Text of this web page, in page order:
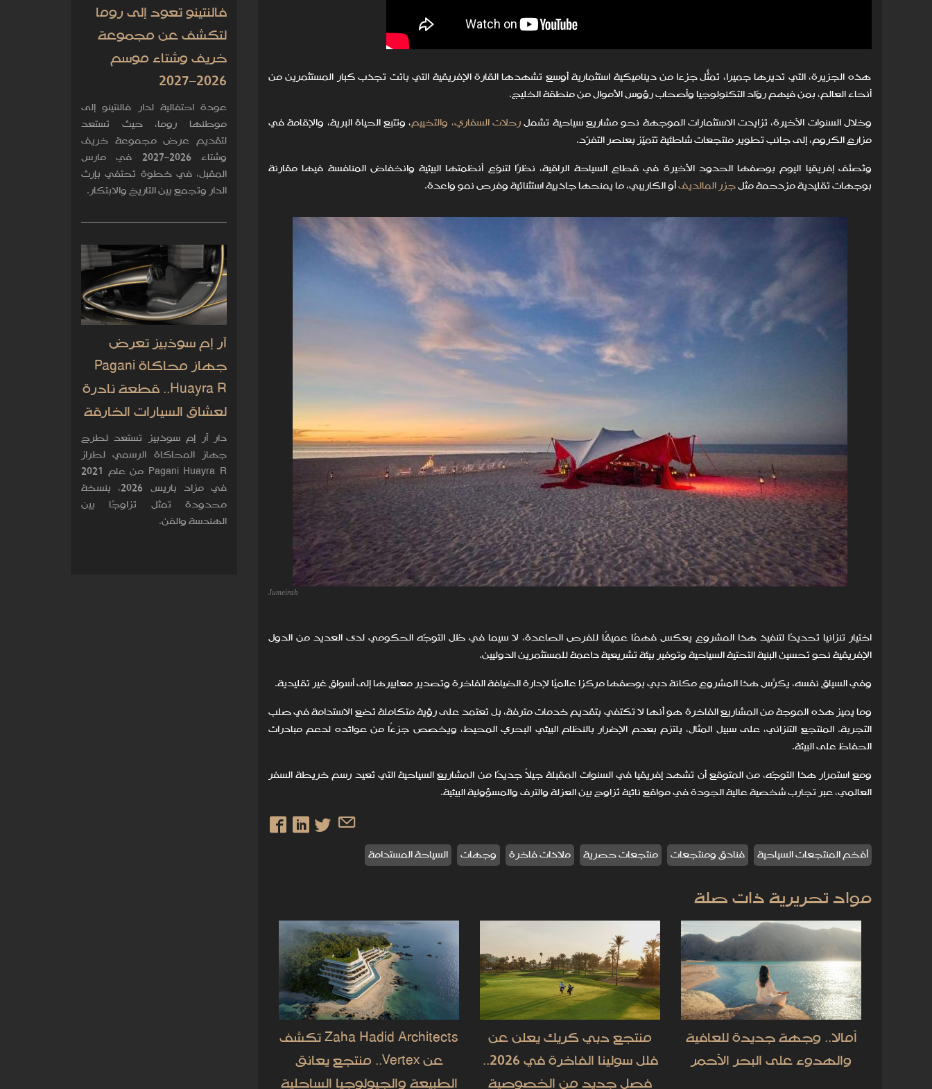
هذه الجزيرة، التي تديرها جميرا، تمثّل جزءًا من ديناميكية استثمارية أوسع تشهدها القارة الإفريقية التي باتت تجذب كبار المستثمرين من
أنحاء العالم، بمن فيهم روّاد التكنولوجيا وأصحاب رؤوس الأموال من منطقة الخليج.
وخلال السنوات الأخيرة، تزايدت الاستثمارات الموجهة نحو مشاريع سياحية تشملرحلات السفاري، والتخييم، وتتبع الحياة البرية، والإقامة في
مزارع الكروم، إلى جانب تطوير منتجعات شاطئية تتميّز بعنصر التفرّد.
وتُصنَّف إفريقيا اليوم بوصفها الحدود الأخيرة في قطاع السياحة الراقية، نظرًا لتنوّع أنظمتها البيئية وانخفاض المنافسة فيها مقارنة
بوجهات تقليدية مزدحمة مثلجزر المالديفأو الكاريبي، ما يمنحها جاذبية استثنائية وفرص نمو واعدة.
Jumeirah
اختيار تنزانيا تحديدًا لتنفيذ هذا المشروع يعكس فهمًا عميقًا للفرص الصاعدة، لا سيما في ظل التوجّه الحكومي لدى العديد من الدول
الإفريقية نحو تحسين البنية التحتية السياحية وتوفير بيئة تشريعية داعمة للمستثمرين الدوليين.
وفي السياق نفسه، يكرّس هذا المشروع مكانة دبي بوصفها مركزًا عالميًا لإدارة الضيافة الفاخرة وتصدير معاييرها إلى أسواق غير تقليدية.
وما يميز هذه الموجة من المشاريع الفاخرة هو أنها لا تكتفي بتقديم خدمات مترفة، بل تعتمد على رؤية متكاملة تضع الاستدامة في صلب
التجربة. المنتجع التنزاني، على سبيل المثال، يلتزم بعدم الإضرار بالنظام البيئي البحري المحيط، ويخصص جزءًا من عوائده لدعم مبادرات
الحفاظ على البيئة.
ومع استمرار هذا التوجّه، من المتوقع أن تشهد إفريقيا في السنوات المقبلة جيلاً جديدًا من المشاريع السياحية التي تُعيد رسم خريطة السفر
العالمي، عبر تجارب شخصية عالية الجودة في مواقع نائية تُزاوج بين العزلة والترف والمسؤولية البيئية.
أفخم المنتجعات السياحية فنادق ومنتجعات منتجعات حصرية ملاذات فاخرة وجهات السياحة المستدامة
مواد تحريرية ذات صلة
أمالا.. وجهة جديدة للعافية
والهدوء على البحر الأحمر
منتجع دبي كريك يعلن عن
فلل سولينا الفاخرة في 2026..
فصل جديد من الخصوصية
Zaha Hadid Architects تكشف
عن Vertex.. منتجع يعانق
الطبيعة والجيولوجيا الساحلية
فالنتينو تعود إلى روما
لتكشف عن مجموعة
خريف وشتاء موسم
2026–2027
عودة احتفالية لدار فالنتينو إلى
موطنها روما، حيث تستعد
لتقديم عرض مجموعة خريف
وشتاء 2026–2027 في مارس
المقبل، في خطوة تحتفي بإرث
الدار وتجمع بين التاريخ والابتكار.
آر إم سوذبيز تعرض
جهاز محاكاة Pagani
Huayra R.. قطعة نادرة
لعشاق السيارات الخارقة
دار آر إم سوذبيز تستعد لطرح
جهاز المحاكاة الرسمي لطراز
Pagani Huayra R من عام 2021
في مزاد باريس 2026، بنسخة
محدودة تمثل تزاوجًا بين
الهندسة والفن.